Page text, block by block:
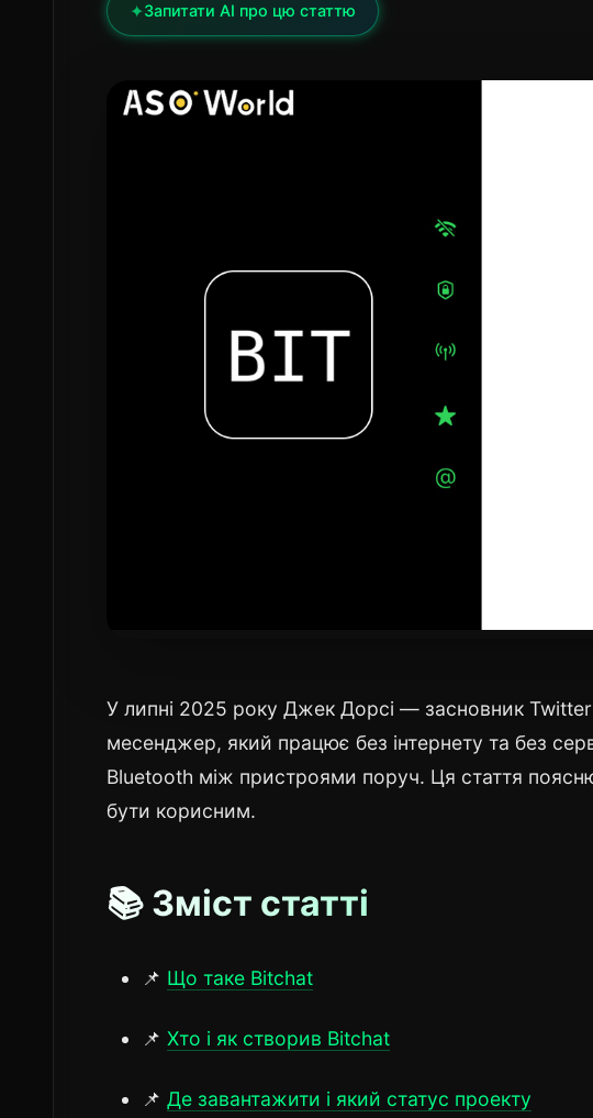
✦Запитати AI про цю статтю
У липні 2025 року Джек Дорсі — засновник Twitter
месенджер, який працює без інтернету та без
Bluetooth між пристроями поруч. Ця стаття
бути корисним.
📚 Зміст статті
📌 Що таке Bitchat
📌 Хто і як створив Bitchat
📌 Де завантажити і який статус проекту